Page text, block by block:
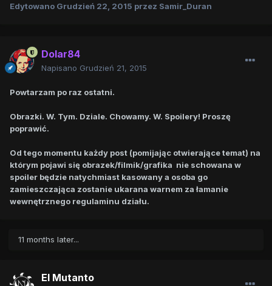
Edytowano Grudzień 22, 2015 przez Samir_Duran
Dolar84
Napisano Grudzień 21, 2015
Powtarzam po raz ostatni.
Obrazki. W. Tym. Dziale. Chowamy. W. Spoilery! Proszę
poprawić.
Od tego momentu każdy post (pomijając otwierające temat) na
którym pojawi się obrazek/filmik/grafika nie schowana w
spoiler będzie natychmiast kasowany a osoba go
zamieszczająca zostanie ukarana warnem za łamanie
wewnętrznego regulaminu działu.
11 months later...
El Mutanto